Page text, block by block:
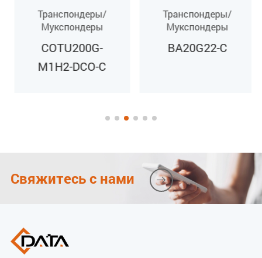
Габариты (В*Ш*Г)
22*170*245 мм
Транспондеры/
Мукспондеры
COTU200G-
M1H2-DCO-C
Транспондеры/
Мукспондеры
BA20G22-C
Свяжитесь с нами 